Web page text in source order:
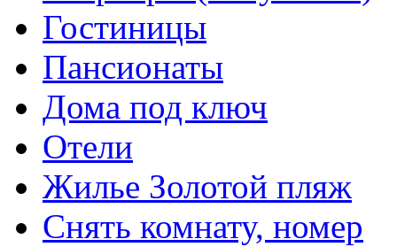
Гостиницы
Пансионаты
Дома под ключ
Отели
Жилье Золотой пляж
Снять комнату, номер